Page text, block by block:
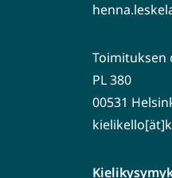
Toimituksen
PL 380
00531